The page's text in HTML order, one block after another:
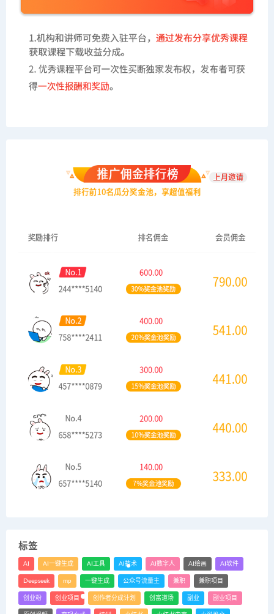
标签
AI AI一键生成 AI工具 AI技术 AI数字人 AI绘画 AI软件
Deepseek mp 一键生成 公众号流量主 兼职 兼职项目
创业粉 创业项目 创作者分成计划 创富道场 副业 副业项目